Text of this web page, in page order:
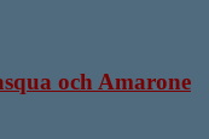
och Amarone